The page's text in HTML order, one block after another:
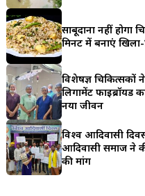
साबूदाना नहीं
मिनट में बनाएं
विशेषज्ञ
लिगामेंट
नया जीवन
विश्व आदिवासी दिवस
आदिवासी समाज ने
की मांग